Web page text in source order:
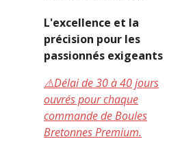
L'excellence et la
précision pour les
passionnés exigeants
⚠️Délai de 30 à 40 jours
ouvrés pour chaque
commande de Boules
Bretonnes Premium.